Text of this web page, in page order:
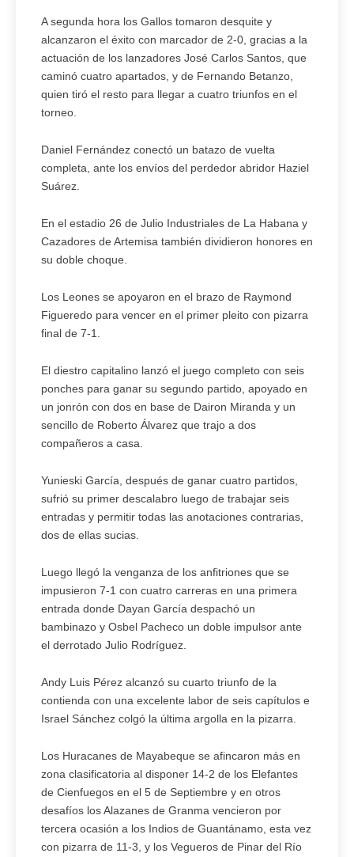
A segunda hora los Gallos tomaron desquite y
alcanzaron el éxito con marcador de 2-0, gracias a la
actuación de los lanzadores José Carlos Santos, que
caminó cuatro apartados, y de Fernando Betanzo,
quien tiró el resto para llegar a cuatro triunfos en el
torneo.
Daniel Fernández conectó un batazo de vuelta
completa, ante los envíos del perdedor abridor Haziel
Suárez.
En el estadio 26 de Julio Industriales de La Habana y
Cazadores de Artemisa también dividieron honores en
su doble choque.
Los Leones se apoyaron en el brazo de Raymond
Figueredo para vencer en el primer pleito con pizarra
final de 7-1.
El diestro capitalino lanzó el juego completo con seis
ponches para ganar su segundo partido, apoyado en
un jonrón con dos en base de Dairon Miranda y un
sencillo de Roberto Álvarez que trajo a dos
compañeros a casa.
Yunieski García, después de ganar cuatro partidos,
sufrió su primer descalabro luego de trabajar seis
entradas y permitir todas las anotaciones contrarias,
dos de ellas sucias.
Luego llegó la venganza de los anfitriones que se
impusieron 7-1 con cuatro carreras en una primera
entrada donde Dayan García despachó un
bambinazo y Osbel Pacheco un doble impulsor ante
el derrotado Julio Rodríguez.
Andy Luis Pérez alcanzó su cuarto triunfo de la
contienda con una excelente labor de seis capítulos e
Israel Sánchez colgó la última argolla en la pizarra.
Los Huracanes de Mayabeque se afincaron más en
zona clasificatoria al disponer 14-2 de los Elefantes
de Cienfuegos en el 5 de Septiembre y en otros
desafíos los Alazanes de Granma vencieron por
tercera ocasión a los Indios de Guantánamo, esta vez
con pizarra de 11-3, y los Vegueros de Pinar del Río